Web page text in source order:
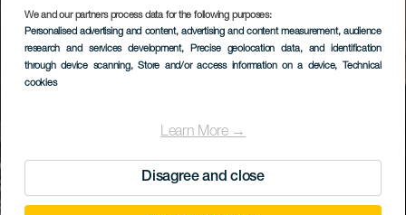
We and our partners process data for the following purposes:
Personalised advertising and content, advertising and content measurement, audience
research and services development, Precise geolocation data, and identification
through device scanning, Store and/or access information on a device, Technical
cookies
Learn More →
Disagree and close